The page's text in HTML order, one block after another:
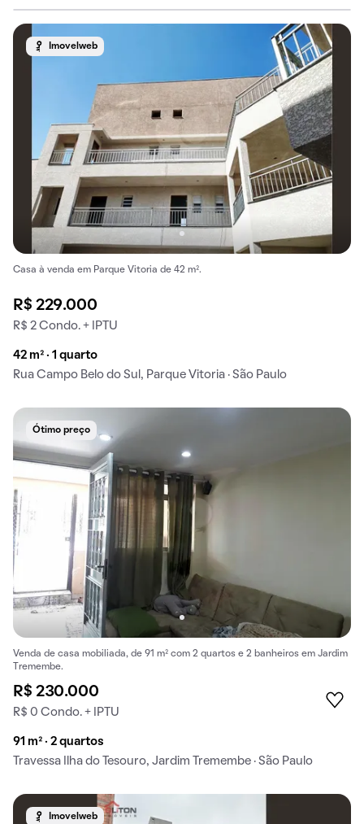
Imovelweb
Casa à venda em Parque Vitoria de 42 m².
R$ 229.000
R$ 2 Condo. + IPTU
42 m² · 1 quarto
Rua Campo Belo do Sul, Parque Vitoria · São Paulo
Ótimo preço
Venda de casa mobiliada, de 91 m² com 2 quartos e 2 banheiros em Jardim
Tremembe.
R$ 230.000
R$ 0 Condo. + IPTU
91 m² · 2 quartos
Travessa Ilha do Tesouro, Jardim Tremembe · São Paulo
Imovelweb